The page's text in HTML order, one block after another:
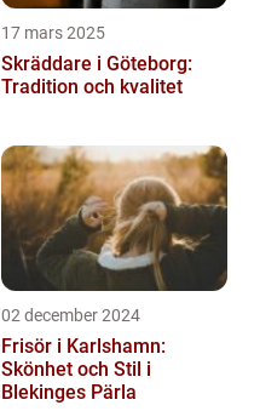
17 mars 2025
Skräddare i Göteborg:
Tradition och kvalitet
02 december 2024
Frisör i Karlshamn:
Skönhet och Stil i
Blekinges Pärla